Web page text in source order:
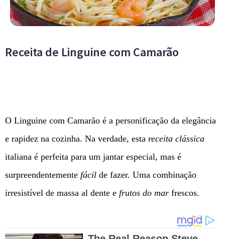
Receita de Linguine com Camarão
O Linguine com Camarão é a personificação da elegância
e rapidez na cozinha. Na verdade, esta receita clássica
italiana é perfeita para um jantar especial, mas é
surpreendentemente fácil de fazer. Uma combinação
irresistível de massa al dente e frutos do mar frescos.